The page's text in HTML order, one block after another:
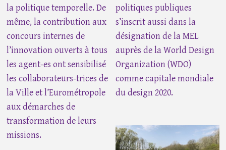
la politique temporelle. De
même, la contribution aux
concours internes de
l’innovation ouverts à tous
les agent-es ont sensibilisé
les collaborateurs-trices de
la Ville et l’Eurométropole
aux démarches de
transformation de leurs
missions.
politiques publiques
s’inscrit aussi dans la
désignation de la MEL
auprès de la World Design
Organization (WDO)
comme capitale mondiale
du design 2020.